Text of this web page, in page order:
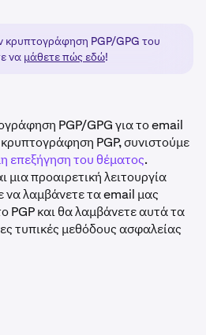
κρυπτογράφηση PGP/GPG του
να μάθετε πώς εδώ!
PGP/GPG για το email
PGP, συνιστούμε
επεξήγηση του θέματος.
μια προαιρετική λειτουργία
να λαμβάνετε τα email μας
PGP και θα λαμβάνετε αυτά τα
τυπικές μεθόδους ασφαλείας